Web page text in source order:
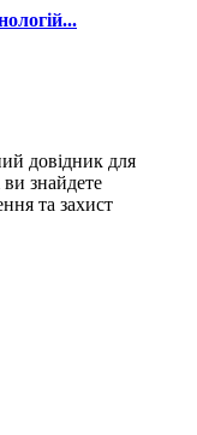
довідник для
знайдете
та захист